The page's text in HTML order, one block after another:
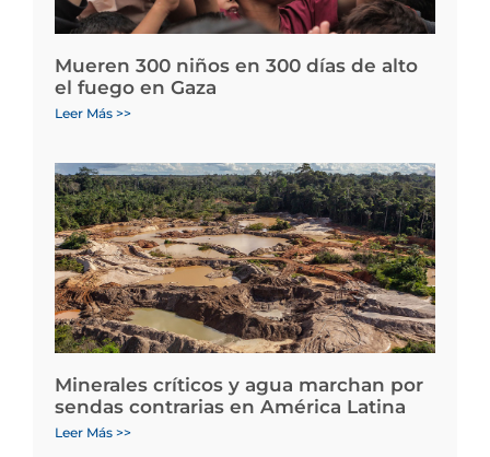
Mueren 300 niños en 300 días de alto
el fuego en Gaza
Leer Más >>
Minerales críticos y agua marchan por
sendas contrarias en América Latina
Leer Más >>